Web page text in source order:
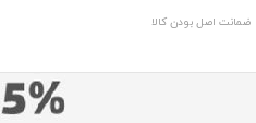
ضمانت اصل بودن کالا